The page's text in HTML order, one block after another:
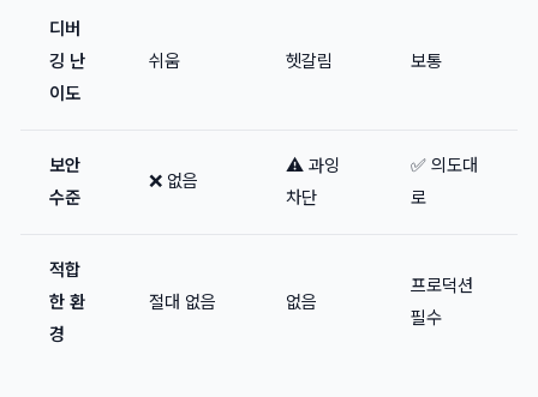
디버
깅 난
이도
쉬움 헷갈림 보통
보안
수준
❌ 없음
⚠️ 과잉
차단
✅ 의도대
로
적합
한 환
경
절대 없음 없음
프로덕션
필수